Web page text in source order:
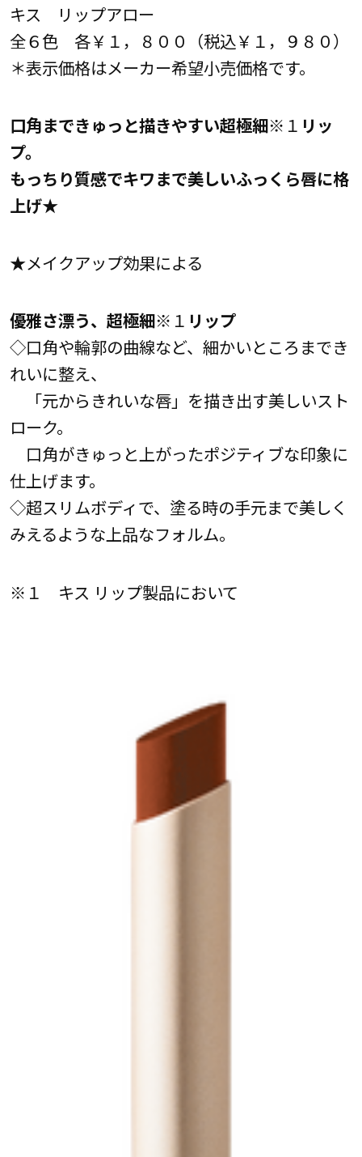
キス リップアロー
全６色 各￥１，８００（税込￥１，９８０）
＊表示価格はメーカー希望小売価格です。
口角まできゅっと描きやすい超極細※１ リッ
プ。
もっちり質感でキワまで美しいふっくら唇に格
上げ★
★メイクアップ効果による
優雅さ漂う、超極細※１ リップ
◇口角や輪郭の曲線など、細かいところまでき
れいに整え、
「元からきれいな唇」を描き出す美しいスト
ローク。
口角がきゅっと上がったポジティブな印象に
仕上げます。
◇超スリムボディで、塗る時の手元まで美しく
みえるような上品なフォルム。
※１ キス リップ製品において